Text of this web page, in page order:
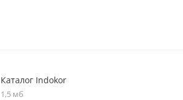
Каталог Indokor
1,5 мб